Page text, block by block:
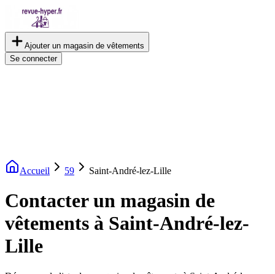
Ajouter un magasin de vêtements
Se connecter
Accueil 59 Saint-André-lez-Lille
Contacter un magasin de
vêtements à Saint-André-lez-
Lille